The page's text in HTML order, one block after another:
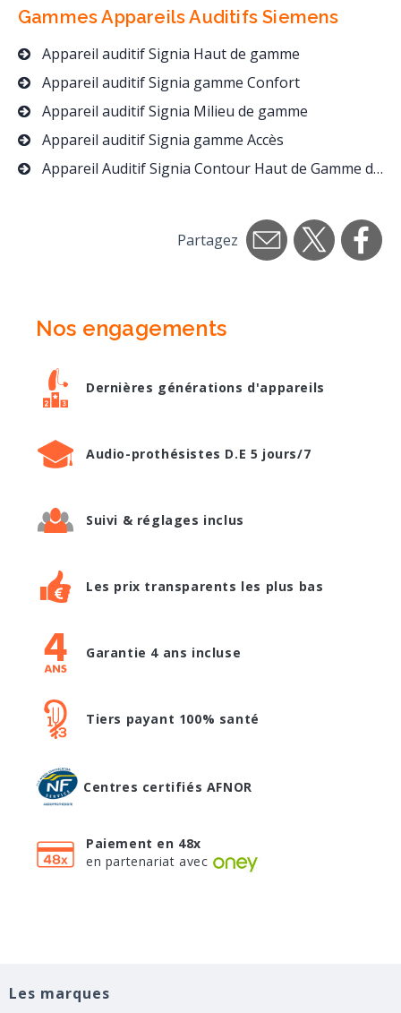
Gammes Appareils AuditifsSiemens
Appareil auditif Signia Haut de gamme
Appareil auditif Signia gamme Confort
Appareil auditif Signia Milieu de gamme
Appareil auditif Signia gamme Accès
Appareil Auditif Signia Contour Haut de Gamme dès 1390 Euros
Partagez
Nos engagements
Dernières générations d'appareils
Audio-prothésistes D.E 5 jours/7
Suivi & réglages inclus
Les prix transparents les plus bas
Garantie 4 ans incluse
Tiers payant 100% santé
Centres certifiés AFNOR
Paiement en 48x
en partenariat avec
Les marques